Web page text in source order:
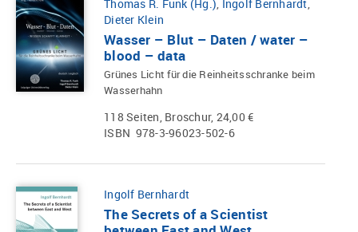
Thomas R. Funk (Hg.), Ingolf Bernhardt,
Dieter Klein
Wasser – Blut – Daten / water –
blood – data
Grünes Licht für die Reinheitsschranke beim
Wasserhahn
118 Seiten, Broschur, 24,00 €
ISBN 978-3-96023-502-6
Ingolf Bernhardt
The Secrets of a Scientist